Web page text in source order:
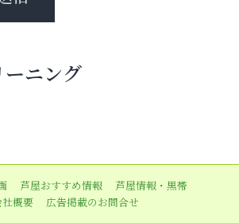
ニング
芦屋おすすめ情報
芦屋情報・黒帯
社概要 広告掲載のお問合せ